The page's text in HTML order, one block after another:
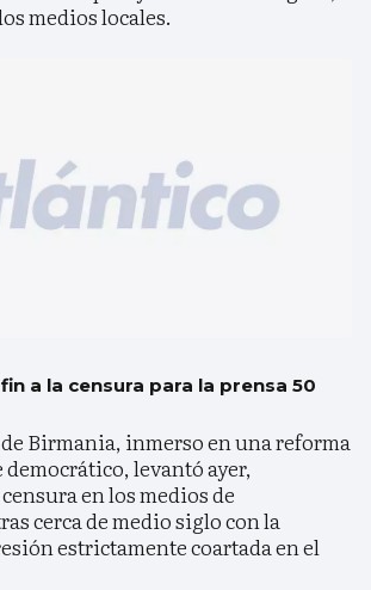
medios locales.
a la censura para la prensa 50
Birmania, inmerso en una reforma
levantó ayer,
en los medios de
cerca de medio siglo con la
estrictamente coartada en el